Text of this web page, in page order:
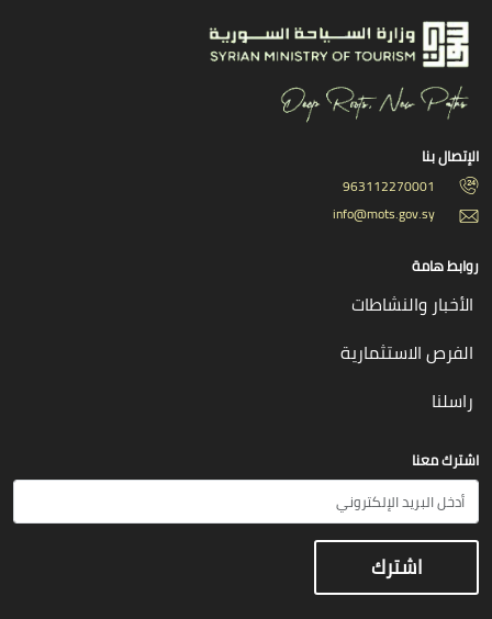
الإتصال بنا
963112270001
info@mots.gov.sy
روابط هامة
الأخبار والنشاطات
الفرص الاستثمارية
راسلنا
اشترك معنا